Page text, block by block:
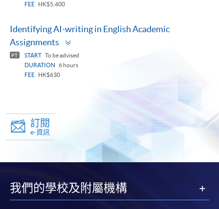
FEE
HK$5,400
Identifying AI-writing in English Academic
Assignments
PT START To be advised
DURATION
6 hours
FEE
HK$630
訂閱
e-資訊
我們的學校及附屬機構